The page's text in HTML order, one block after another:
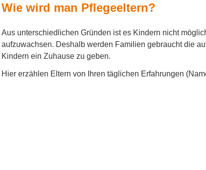
Wie wird man Pflegeeltern?
Aus unterschiedlichen Gründen ist es Kindern nicht
aufzuwachsen. Deshalb werden Familien gebraucht die
Kindern ein Zuhause zu geben.
Hier erzählen Eltern von Ihren täglichen Erfahrungen